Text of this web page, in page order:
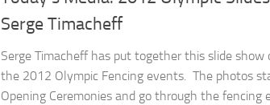
Serge Timacheff
Serge Timacheff has put together this slide show
the 2012 Olympic Fencing events. The photos
Opening Ceremonies and go through the fencing